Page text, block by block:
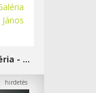
Szolnoki Galéria - Damjanich János Múzeum